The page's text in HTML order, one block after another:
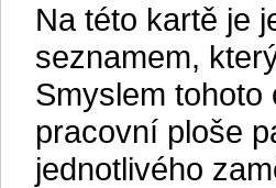
Na této kartě je
seznamem,
Smyslem
pracovní ploše
jednotlivého